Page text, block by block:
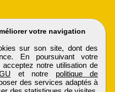
votre navigation
sur son site, dont des
En poursuivant votre
notre utilisation de
et notre politique de
des services adaptés à